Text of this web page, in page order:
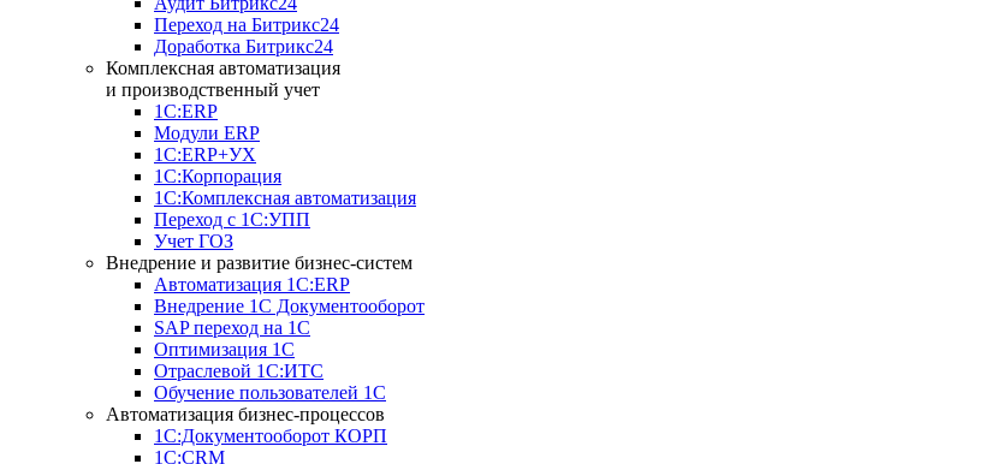
Переход на Битрикс24
Доработка Битрикс24
Комплексная автоматизация
и производственный учет
1С:ERP
Модули ERP
1C:ERP+УХ
1С:Корпорация
1С:Комплексная автоматизация
Переход с 1С:УПП
Учет ГОЗ
Внедрение и развитие бизнес-систем
Автоматизация 1С:ERP
Внедрение 1С Документооборот
SAP переход на 1С
Оптимизация 1С
Отраслевой 1С:ИТС
Обучение пользователей 1С
Автоматизация бизнес-процессов
1С:Документооборот КОРП
1С:CRM